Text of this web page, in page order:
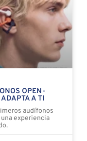
OPEN-
A TI
audífonos
experiencia